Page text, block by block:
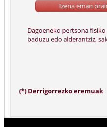
(*) Derrigorrezko eremuak